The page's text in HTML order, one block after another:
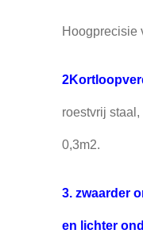
Hoogprecisie
roestvrij
0,3m2.
3. zwaarder
en lichter